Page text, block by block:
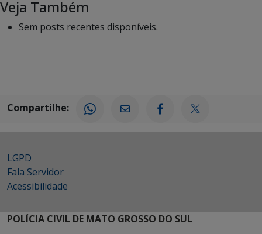
Veja Também
Sem posts recentes disponíveis.
Compartilhe:
LGPD
Fala Servidor
Acessibilidade
POLÍCIA CIVIL DE MATO GROSSO DO SUL